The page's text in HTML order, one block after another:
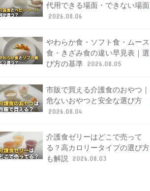
代用できる場面・できない場面
2026.08.06
やわらか食・ソフト食・ムース
食・きざみ食の違い早見表｜選
び方の基準 2026.08.05
市販で買える介護食のおやつ｜
危ないおやつと安全な選び方
2026.08.04
介護食ゼリーはどこで売って
る？高カロリータイプの選び方
も解説 2026.08.03